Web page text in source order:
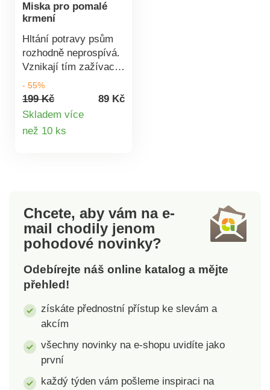
Miska pro pomalé
krmení
Hltání potravy psům
rozhodně neprospívá.
Vznikají tím zažívací
potíže, problémy s
nadváhou a jiné
nepříjemnosti. S
pomalé krmení všem
si pes v takovém
labyrintu doslova
uloví. Zpomalením
doby krmení dojde k
na zažívání a váš psí
kamarád bude
spokojený. Materiál:
zdravotně nezávadný
plast. Objem 1 l.
- 55%
199 Kč
89 Kč
Skladem více
než 10 ks
Chcete, aby vám na e-
mail chodily jenom
pohodové novinky?
Odebírejte náš online katalog a mějte
přehled!
získáte přednostní přístup ke slevám a
akcím
všechny novinky na e-shopu uvidíte jako
první
každý týden vám pošleme inspiraci na